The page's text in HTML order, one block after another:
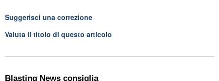
Suggerisci una correzione
Valuta il titolo di questo articolo
Blasting News consiglia